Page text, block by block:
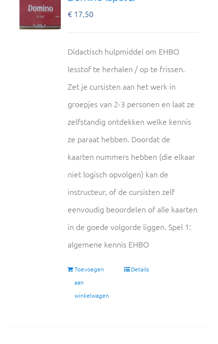
€ 17,50
Didactisch hulpmiddel om EHBO
lesstof te herhalen / op te frissen.
Zet je cursisten aan het werk in
groepjes van 2-3 personen en laat ze
zelfstandig ontdekken welke kennis
ze paraat hebben. Doordat de
kaarten nummers hebben (die elkaar
niet logisch opvolgen) kan de
instructeur, of de cursisten zelf
eenvoudig beoordelen of alle kaarten
in de goede volgorde liggen. Spel 1:
algemene kennis EHBO
Toevoegen
aan
winkelwagen
Details